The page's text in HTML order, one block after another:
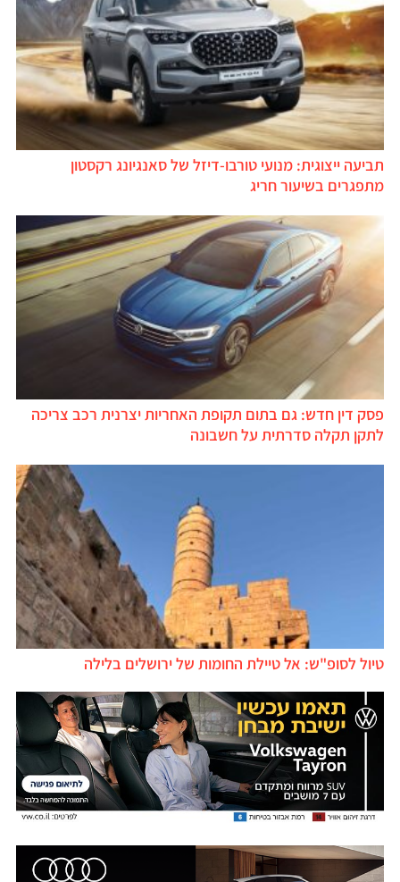
תביעה ייצוגית: מנועי טורבו-דיזל של סאנגיונג רקסטון
מתפגרים בשיעור חריג
פסק דין חדש: גם בתום תקופת האחריות יצרנית רכב צריכה
לתקן תקלה סדרתית על חשבונה
טיול לסופ"ש: אל טיילת החומות של ירושלים בלילה